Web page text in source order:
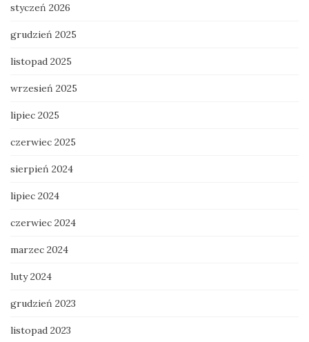
styczeń 2026
grudzień 2025
listopad 2025
wrzesień 2025
lipiec 2025
czerwiec 2025
sierpień 2024
lipiec 2024
czerwiec 2024
marzec 2024
luty 2024
grudzień 2023
listopad 2023